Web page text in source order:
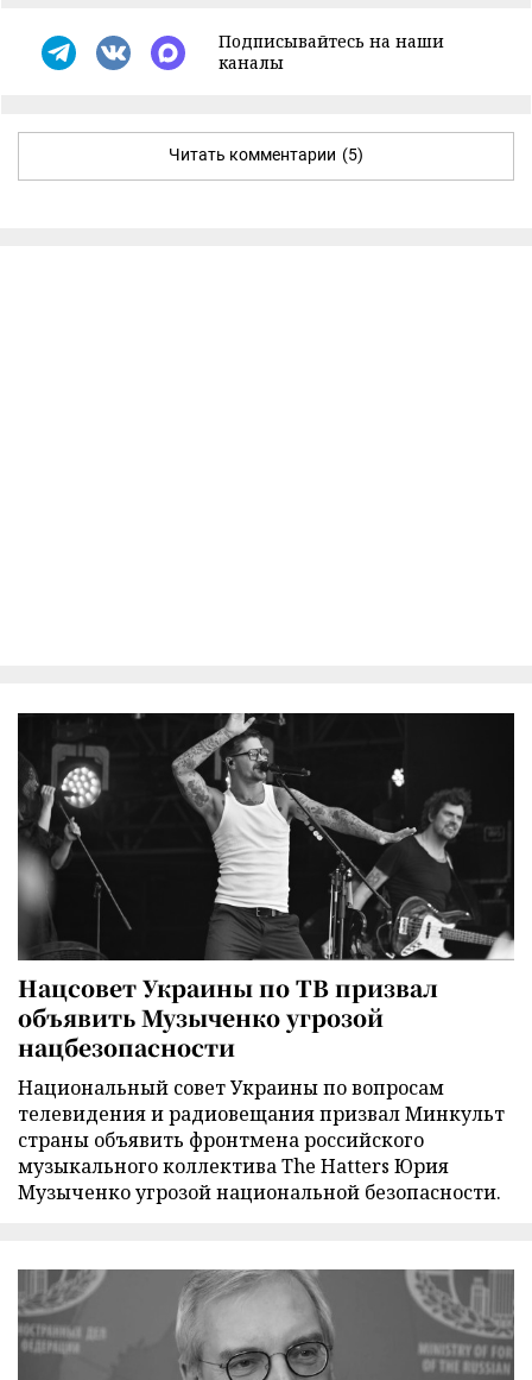
Подписывайтесь на наши
каналы
Читать комментарии (5)
Нацсовет Украины по ТВ призвал
объявить Музыченко угрозой
нацбезопасности
Национальный совет Украины по вопросам
телевидения и радиовещания призвал Минкульт
страны объявить фронтмена российского
музыкального коллектива The Hatters Юрия
Музыченко угрозой национальной безопасности.